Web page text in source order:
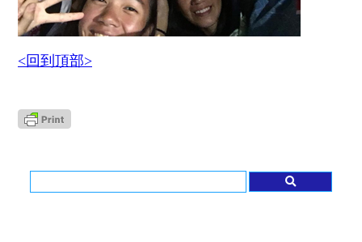
<回到頂部>